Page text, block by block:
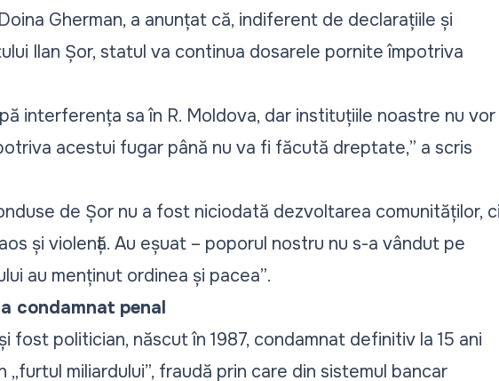
Gherman, a anunțat că, indiferent de declarațiile și
Ilan Șor, statul va continua dosarele pornite împotriva
interferența sa în R. Moldova, dar instituțiile noastre nu vor
acestui fugar până nu va fi făcută dreptate,” a scris
de Șor nu a fost niciodată dezvoltarea comunităților, ci
și violență. Au eșuat – poporul nostru nu s-a vândut pe
au menținut ordinea și pacea”.
condamnat penal
fost politician, născut în 1987, condamnat definitiv la 15 ani
„furtul miliardului”, fraudă prin care din sistemul bancar